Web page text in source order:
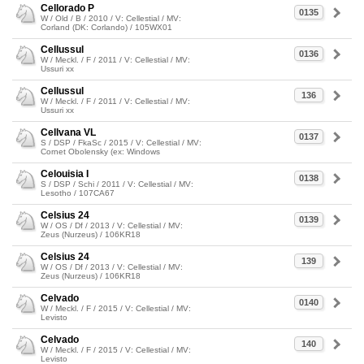
0135
Cellorado P
W / Old / B / 2010 / V: Cellestial / MV:
Corland (DK: Corlando) / 105WX01
0136
Cellussul
W / Meckl. / F / 2011 / V: Cellestial / MV:
Ussuri xx
136
Cellussul
W / Meckl. / F / 2011 / V: Cellestial / MV:
Ussuri xx
0137
Cellvana VL
S / DSP / FkaSc / 2015 / V: Cellestial / MV:
Cornet Obolensky (ex: Windows
0138
Celouisia I
S / DSP / Schi / 2011 / V: Cellestial / MV:
Lesotho / 107CA67
0139
Celsius 24
W / OS / Df / 2013 / V: Cellestial / MV:
Zeus (Nurzeus) / 106KR18
139
Celsius 24
W / OS / Df / 2013 / V: Cellestial / MV:
Zeus (Nurzeus) / 106KR18
0140
Celvado
W / Meckl. / F / 2015 / V: Cellestial / MV:
Levisto
140
Celvado
W / Meckl. / F / 2015 / V: Cellestial / MV:
Levisto